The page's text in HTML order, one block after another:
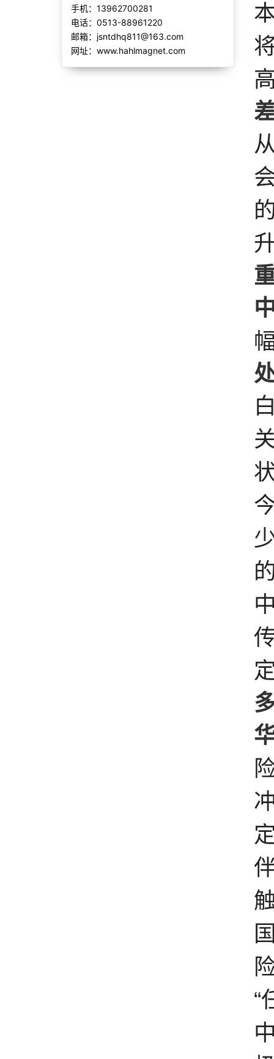
手机：13962700281
电话：0513-88961220
邮箱：jsntdhq811@163.com
网址：www.hahlmagnet.com
“